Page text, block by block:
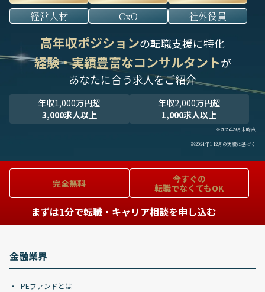
経営人材 CxO 社外役員
高年収ポジションの転職支援に特化
経験・実績豊富なコンサルタントが
あなたに合う求人をご紹介
年収1,000万円超
3,000求人以上
年収2,000万円超
1,000求人以上
※2025年9月末時点
※2024年1-12月の実績に基づく
完全無料
今すぐの
転職でなくてもOK
まずは1分で転職・キャリア相談を申し込む
金融業界
PEファンドとは